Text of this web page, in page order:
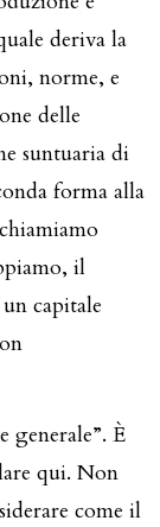
deriva la
norme, e
delle
suntuaria di
forma alla
il
capitale
generale”. È
qui. Non
come il